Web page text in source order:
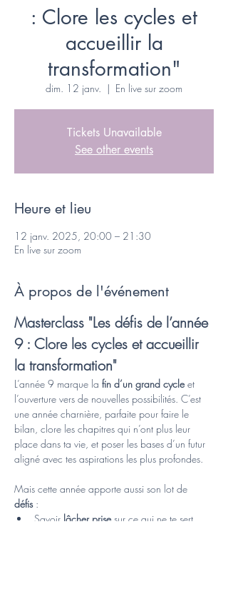
: Clore les cycles et
accueillir la
transformation"
dim. 12 janv.
  |
En live sur zoom
Tickets Unavailable
See other events
Heure et lieu
12 janv. 2025, 20:00 – 21:30
En live sur zoom
À propos de l'événement
Masterclass "Les défis de l’année
9 : Clore les cycles et accueillir
la transformation"
L’année 9 marque la fin d’un grand cycle et
l’ouverture vers de nouvelles possibilités. C’est
une année charnière, parfaite pour faire le
bilan, clore les chapitres qui n’ont plus leur
place dans ta vie, et poser les bases d’un futur
aligné avec tes aspirations les plus profondes.
Mais cette année apporte aussi son lot de
défis :
Savoir lâcher prise sur ce qui ne te sert